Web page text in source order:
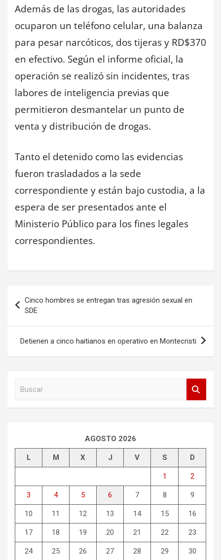
Además de las drogas, las autoridades
ocuparon un teléfono celular, una balanza
para pesar narcóticos, dos tijeras y RD$370
en efectivo. Según el informe oficial, la
operación se realizó sin incidentes, tras
labores de inteligencia previas que
permitieron desmantelar un punto de
venta y distribución de drogas.
Tanto el detenido como las evidencias
fueron trasladados a la sede
correspondiente y están bajo custodia, a la
espera de ser presentados ante el
Ministerio Público para los fines legales
correspondientes.
Navegación
de
entradas
Cinco hombres se entregan tras agresión sexual en
SDE
Detienen a cinco haitianos en operativo en Montecristi
AGOSTO 2026
L M X J V S D
1 2
3 4 5 6 7 8 9
10 11 12 13 14 15 16
17 18 19 20 21 22 23
24 25 26 27 28 29 30